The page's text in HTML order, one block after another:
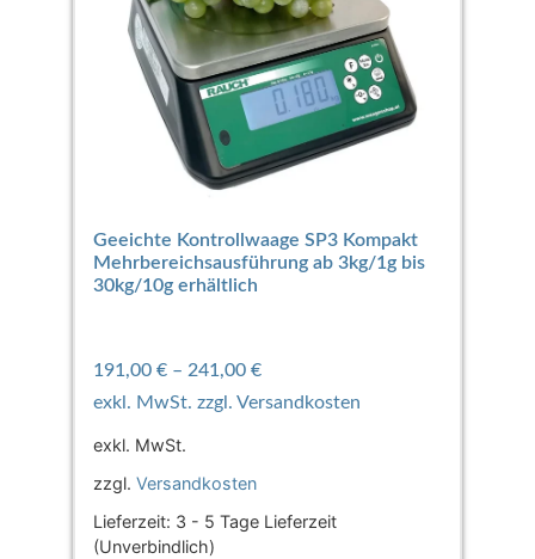
Geeichte Kontrollwaage SP3 Kompakt
Mehrbereichsausführung ab 3kg/1g bis
30kg/10g erhältlich
191,00 €– 241,00 €
exkl. MwSt.
zzgl. Versandkosten
Lieferzeit: 3 - 5 Tage Lieferzeit
(Unverbindlich)